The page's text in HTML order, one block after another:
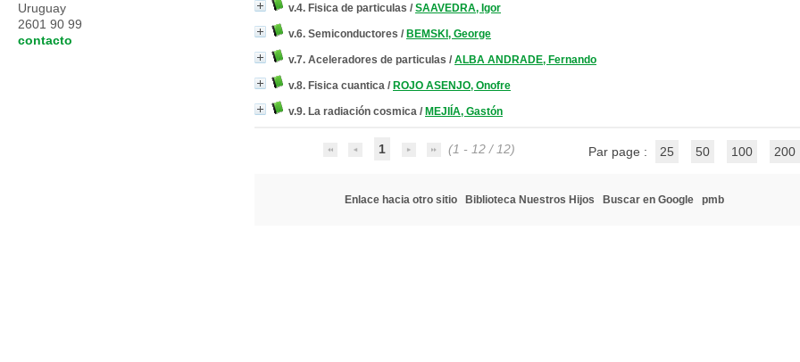
v.4. Fisica de particulas / SAAVEDRA, Igor
v.6. Semiconductores / BEMSKI, George
v.7. Aceleradores de particulas / ALBA ANDRADE, Fernando
v.8. Fisica cuantica / ROJO ASENJO, Onofre
v.9. La radiación cosmica / MEJIÍA, Gastón
1 (1 - 12 / 12) Par page : 25 50 100 200
Enlace hacia otro sitio Biblioteca Nuestros Hijos Buscar en Google pmb
Uruguay
2601 90 99
contacto